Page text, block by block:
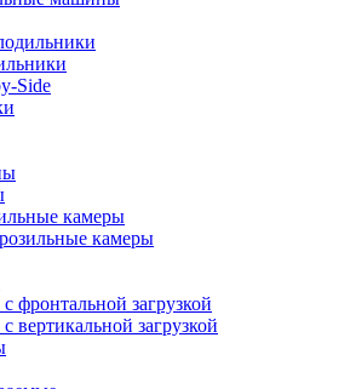
Side
камеры
камеры
загрузкой
загрузкой